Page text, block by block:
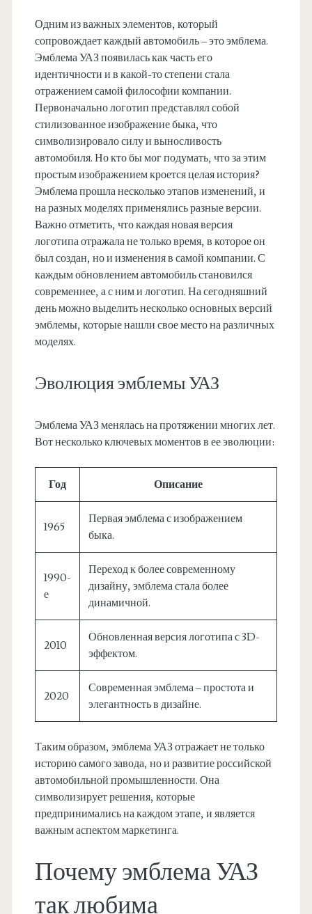
Одним из важных элементов, который
сопровождает каждый автомобиль – это эмблема.
Эмблема УАЗ появилась как часть его
идентичности и в какой-то степени стала
отражением самой философии компании.
Первоначально логотип представлял собой
стилизованное изображение быка, что
символизировало силу и выносливость
автомобиля. Но кто бы мог подумать, что за этим
простым изображением кроется целая история?
Эмблема прошла несколько этапов изменений, и
на разных моделях применялись разные версии.
Важно отметить, что каждая новая версия
логотипа отражала не только время, в которое он
был создан, но и изменения в самой компании. С
каждым обновлением автомобиль становился
современнее, а с ним и логотип. На сегодняшний
день можно выделить несколько основных версий
эмблемы, которые нашли свое место на различных
моделях.
Эволюция эмблемы УАЗ
Эмблема УАЗ менялась на протяжении многих лет.
Вот несколько ключевых моментов в ее эволюции:
Год Описание
1965
Первая эмблема с изображением
быка.
1990-
е
Переход к более современному
дизайну, эмблема стала более
динамичной.
2010
Обновленная версия логотипа с 3D-
эффектом.
2020
Современная эмблема – простота и
элегантность в дизайне.
Таким образом, эмблема УАЗ отражает не только
историю самого завода, но и развитие российской
автомобильной промышленности. Она
символизирует решения, которые
предпринимались на каждом этапе, и является
важным аспектом маркетинга.
Почему эмблема УАЗ
так любима